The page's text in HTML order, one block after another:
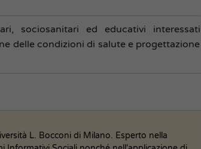
sociosanitari ed educativi interessati
delle condizioni di salute e progettazione
L. Bocconi di Milano. Esperto nella